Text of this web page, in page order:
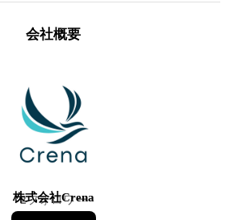
会社概要
株式会社Crena
2フォロワー